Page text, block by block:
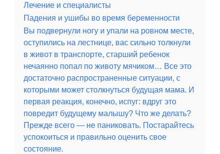
Лечение и специалисты
Падения и ушибы во время беременности
Вы подвернули ногу и упали на ровном месте,
оступились на лестнице, вас сильно толкнули
в живот в транспорте, старший ребенок
нечаянно попал по животу мячиком… Все это
достаточно распространенные ситуации, с
которыми может столкнуться будущая мама. И
первая реакция, конечно, испуг: вдруг это
повредит будущему малышу? Что же делать?
Прежде всего — не паниковать. Постарайтесь
успокоиться и правильно оценить свое
состояние.